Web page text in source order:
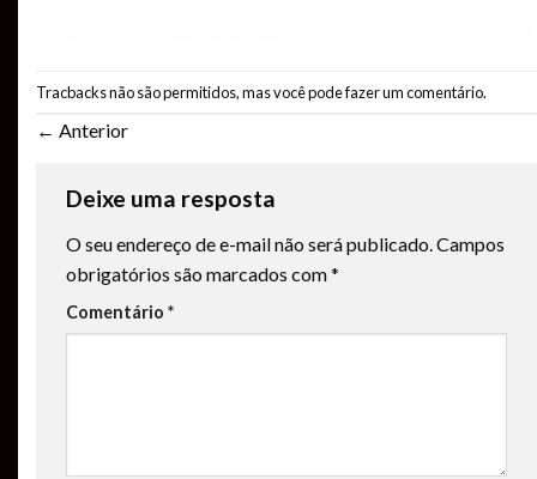
Tracbacks não são permitidos, mas você podefazer um comentário.
← Anterior
Deixe uma resposta
O seu endereço de e-mail não será publicado.Campos
obrigatórios são marcados com*
Comentário *